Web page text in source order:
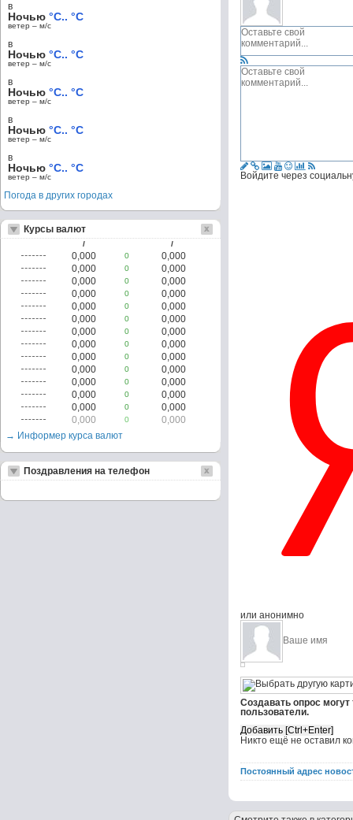
Войдите через
или анонимно
Создавать опрос
пользователи.
Никто ещё не оставил
Постоянный адрес
в
Ночью °C.. °C
ветер – м/c
в
Ночью °C.. °C
ветер – м/c
в
Ночью °C.. °C
ветер – м/c
в
Ночью °C.. °C
ветер – м/c
в
Ночью °C.. °C
ветер – м/c
Погода в других городах
Курсы валют
/ /
0,000 0
0,000
0,000
0
0,000
0,000
0
0,000
0,000
0
0,000
0,000
0
0,000
0,000
0
0,000
0,000
0
0,000
0,000
0
0,000
0,000
0
0,000
0,000
0
0,000
0,000
0
0,000
0,000
0
0,000
0,000
0
0,000
0,000
0
0,000
→ Информер курса валют
Поздравления на телефон